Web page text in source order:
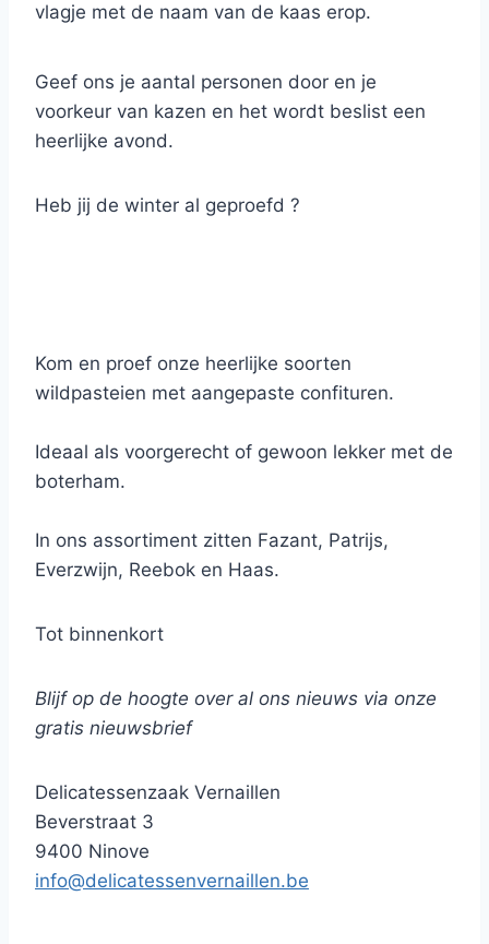
vlagje met de naam van de kaas erop.
De verdere presentatie laten we aan jou over.
Geef ons je aantal personen door en je
voorkeur van kazen en het wordt beslist een
heerlijke avond.
Heb jij de winter al geproefd ?
Kom en proef onze heerlijke soorten
wildpasteien met aangepaste confituren.
Ideaal als voorgerecht of gewoon lekker met de
boterham.
In ons assortiment zitten Fazant, Patrijs,
Everzwijn, Reebok en Haas.
Tot binnenkort
Blijf op de hoogte over al ons nieuws via onze
gratis nieuwsbrief
Delicatessenzaak Vernaillen
Beverstraat 3
9400 Ninove
info@delicatessenvernaillen.be